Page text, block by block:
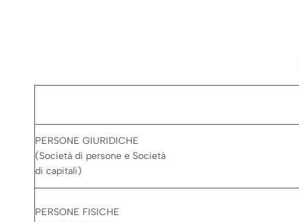
PERSONE GIURIDICHE
(Società di persone e Società
di capitali)
PERSONE FISICHE